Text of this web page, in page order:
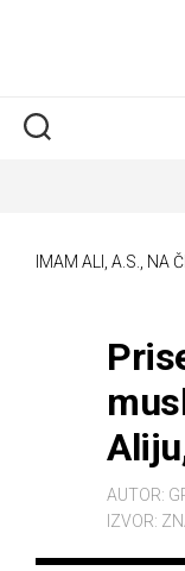
IMAM ALI, A.S., NA
AUTOR:
IZVOR: